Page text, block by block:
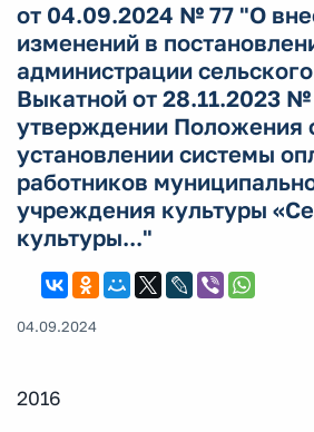
от 04.09.2024 № 77 "О
изменений в
администрации
Выкатной от 28.11.2023 №
утверждении Положения
установлении системы
работников
учреждения культуры
культуры..."
04.09.2024
2016